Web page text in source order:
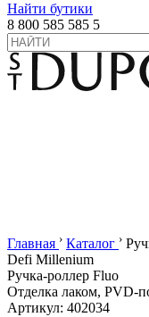
Найти бутики
8 800 585 585 5
Главная › Каталог ›
Defi Millenium
Ручка-роллер Fluo
Отделка лаком, PVD-
Артикул: 402034